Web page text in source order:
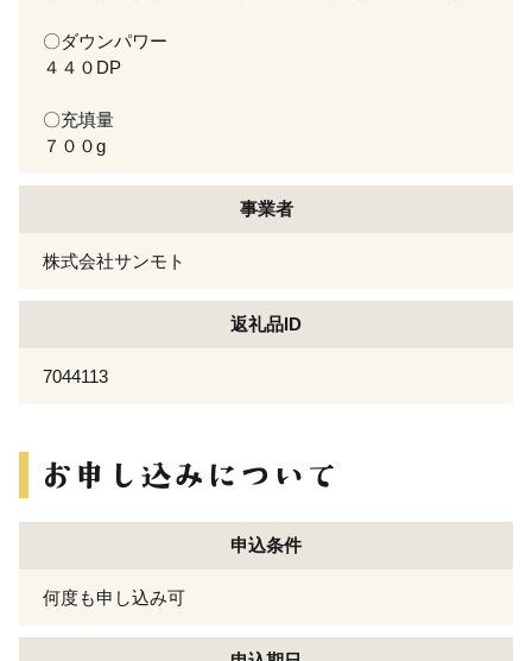
〇ダウンパワー
４４０DP
〇充填量
７００g
事業者
株式会社サンモト
返礼品ID
7044113
申込条件
何度も申し込み可